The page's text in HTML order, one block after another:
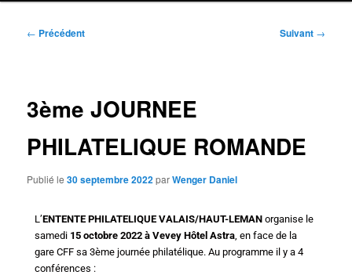
Navigation
← Précédent Suivant →
3ème JOURNEE
PHILATELIQUE ROMANDE
Publié le30 septembre 2022parWenger Daniel
L’ENTENTE PHILATELIQUE VALAIS/HAUT-LEMAN organise le
samedi 15 octobre 2022 à Vevey Hôtel Astra, en face de la
gare CFF sa 3ème journée philatélique. Au programme il y a 4
conférences :